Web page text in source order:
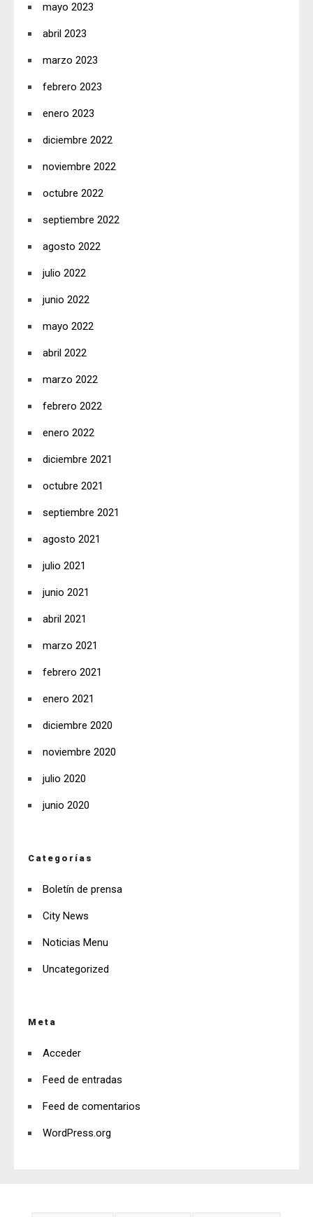
mayo 2023
abril 2023
marzo 2023
febrero 2023
enero 2023
diciembre 2022
noviembre 2022
octubre 2022
septiembre 2022
agosto 2022
julio 2022
junio 2022
mayo 2022
abril 2022
marzo 2022
febrero 2022
enero 2022
diciembre 2021
octubre 2021
septiembre 2021
agosto 2021
julio 2021
junio 2021
abril 2021
marzo 2021
febrero 2021
enero 2021
diciembre 2020
noviembre 2020
julio 2020
junio 2020
Categorías
Boletín de prensa
City News
Noticias Menu
Uncategorized
Meta
Acceder
Feed de entradas
Feed de comentarios
WordPress.org